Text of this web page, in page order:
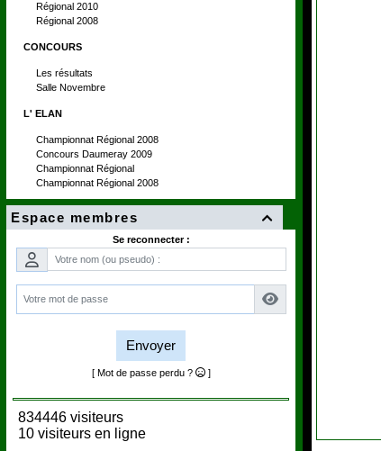
Régional 2010
Régional 2008
CONCOURS
Les résultats
Salle Novembre
L' ELAN
Championnat Régional 2008
Concours Daumeray 2009
Championnat Régional
Championnat Régional 2008

Espace membres
Se reconnecter :
Envoyer
[ Mot de passe perdu ? ]
834446 visiteurs
10 visiteurs en ligne